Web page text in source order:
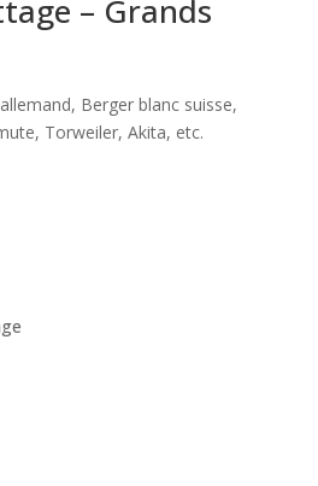
– Grands
Berger blanc suisse,
Torweiler, Akita, etc.